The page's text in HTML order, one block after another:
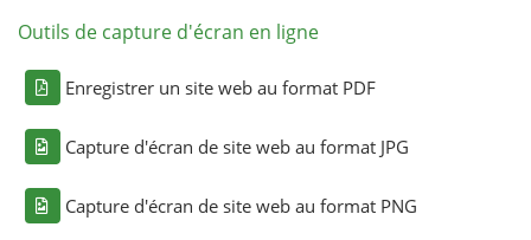
Outils de capture d'écran en ligne
Enregistrer un site web au format PDF
Capture d'écran de site web au format JPG
Capture d'écran de site web au format PNG